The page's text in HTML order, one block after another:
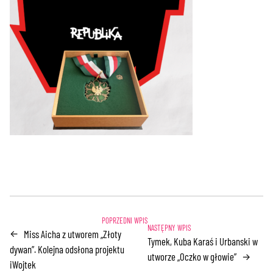
← Miss Aicha z utworem „Złoty
dywan”. Kolejna odsłona projektu
iWojtek
Tymek, Kuba Karaś i Urbanski w
utworze „Oczko w głowie” →